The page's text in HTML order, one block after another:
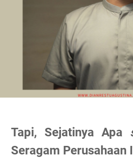
Tapi, Sejatinya Apa
Seragam Perusahaan